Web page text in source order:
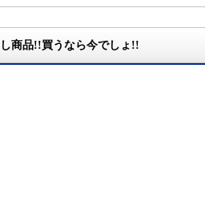
商品!!買うなら今でしょ!!